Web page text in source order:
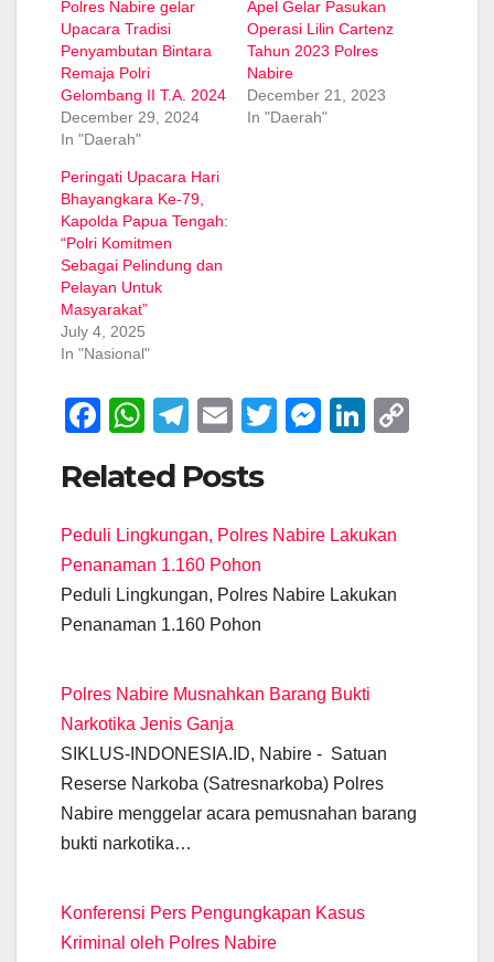
Polres Nabire gelar
Upacara Tradisi
Penyambutan Bintara
Remaja Polri
Gelombang II T.A. 2024
December 29, 2024
In "Daerah"
Apel Gelar Pasukan
Operasi Lilin Cartenz
Tahun 2023 Polres
Nabire
December 21, 2023
In "Daerah"
Peringati Upacara Hari
Bhayangkara Ke-79,
Kapolda Papua Tengah:
“Polri Komitmen
Sebagai Pelindung dan
Pelayan Untuk
Masyarakat”
July 4, 2025
In "Nasional"
F
c
e
b
o
o
W
at
s
A
p
p
T
e
gr
a
m
E
ail
T
er
M
e
g
Li
e
n
Related Posts
Peduli Lingkungan, Polres Nabire Lakukan
Penanaman 1.160 Pohon
Peduli Lingkungan, Polres Nabire Lakukan
Penanaman 1.160 Pohon
Polres Nabire Musnahkan Barang Bukti
Narkotika Jenis Ganja
SIKLUS-INDONESIA.ID, Nabire - Satuan
Reserse Narkoba (Satresnarkoba) Polres
Nabire menggelar acara pemusnahan barang
bukti narkotika…
Konferensi Pers Pengungkapan Kasus
Kriminal oleh Polres Nabire